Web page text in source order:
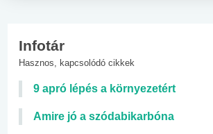
Infotár
Hasznos, kapcsolódó cikkek
9 apró lépés a környezetért
Amire jó a szódabikarbóna